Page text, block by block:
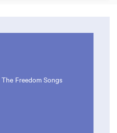
The Freedom Songs